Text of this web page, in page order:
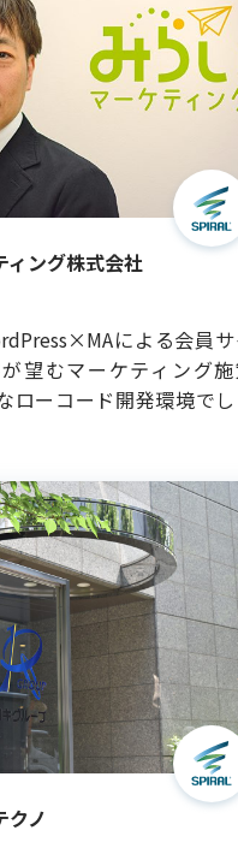
ィング株式会社
による会員
望むマーケティング
ローコード開発環境で
クノ